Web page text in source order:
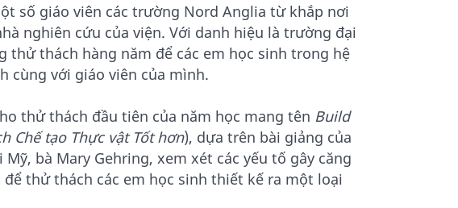
số giáo viên các trường Nord Anglia từ khắp nơi
nghiên cứu của viện. Với danh hiệu là trường đại
thách hàng năm để các em học sinh trong hệ
cùng với giáo viên của mình.
thử thách đầu tiên của năm học mang tên Build
Chế tạo Thực vật Tốt hơn), dựa trên bài giảng của
bà Mary Gehring, xem xét các yếu tố gây căng
thử thách các em học sinh thiết kế ra một loại